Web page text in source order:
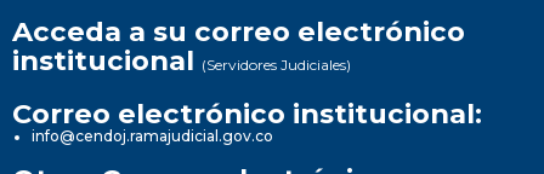
Acceda a su correo electrónico
institucional (Servidores Judiciales)
Correo electrónico institucional:
info@cendoj.ramajudicial.gov.co